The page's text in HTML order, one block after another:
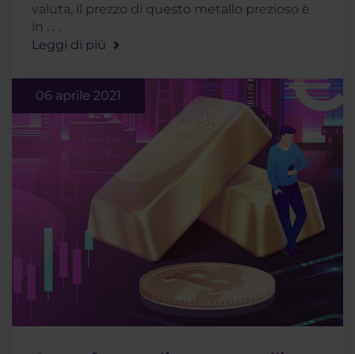
valuta, il prezzo di questo metallo prezioso è
in . . .
Leggi di più
06 aprile 2021